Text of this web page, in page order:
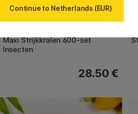
Maxi Strijkkralen 600-set
Insecten
28.50 €
Continue to Netherlands (EUR)